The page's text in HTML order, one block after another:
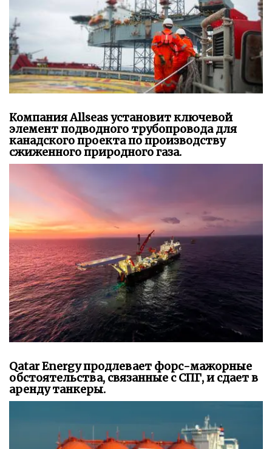
Компания Allseas установит ключевой
элемент подводного трубопровода для
канадского проекта по производству
сжиженного природного газа.
Qatar Energy продлевает форс-мажорные
обстоятельства, связанные с СПГ, и сдает в
аренду танкеры.